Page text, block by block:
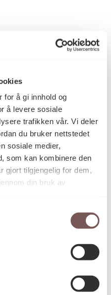
for å gi innhold og
å levere sosiale
trafikken vår. Vi deler
du bruker nettstedet
sosiale medier,
som kan kombinere den
gjort tilgjengelig for dem,
din bruk av